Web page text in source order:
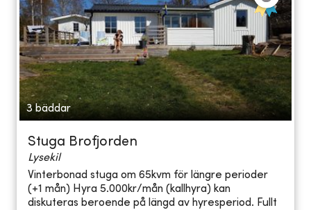
3 bäddar
Stuga Brofjorden
Lysekil
Vinterbonad stuga om 65kvm för längre perioder
(+1 mån) Hyra 5.000kr/mån (kallhyra) kan
diskuteras beroende på längd av hyresperiod. Fullt